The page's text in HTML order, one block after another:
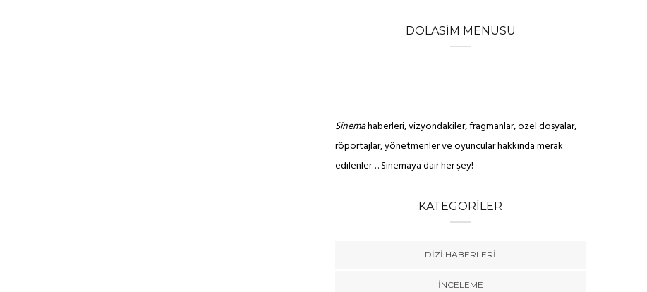
DOLASIM MENUSU
Sinemahaberleri, vizyondakiler, fragmanlar, özel dosyalar,
röportajlar, yönetmenler ve oyuncular hakkında merak
edilenler… Sinemaya dair her şey!
KATEGORILER
DIZI HABERLERI
İNCELEME